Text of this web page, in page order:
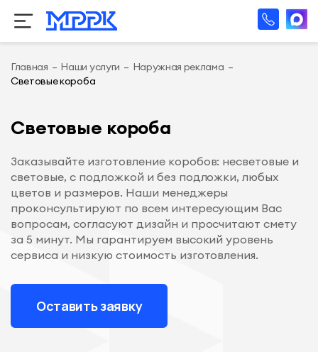
Главная – Наши услуги – Наружная реклама –
Световые короба
Световые короба
Заказывайте изготовление коробов: несветовые и
световые, с подложкой и без подложки, любых
цветов и размеров. Наши менеджеры
проконсультируют по всем интересующим Вас
вопросам, согласуют дизайн и просчитают смету
за 5 минут. Мы гарантируем высокий уровень
сервиса и низкую стоимость изготовления.
Оставить заявку